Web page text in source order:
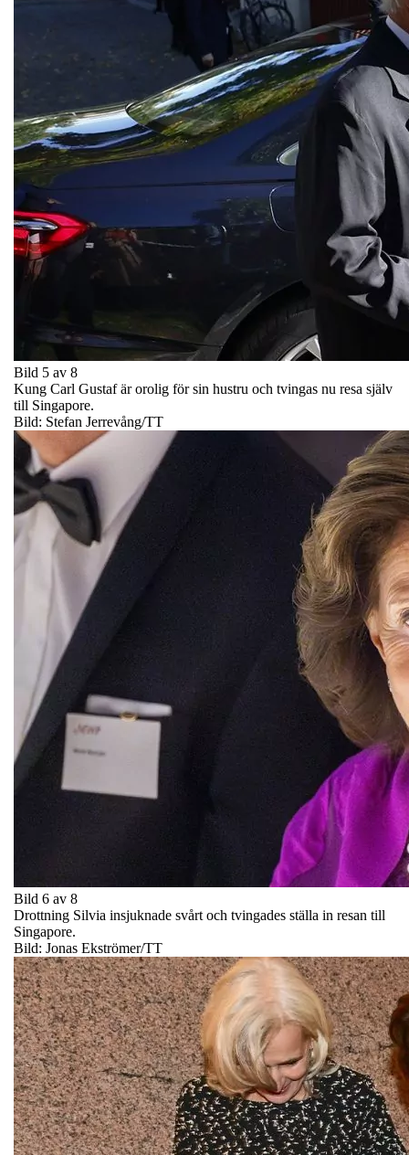
Bild 5 av 8
Kung Carl Gustaf är orolig för sin hustru och tvingas nu resa själv
till Singapore.
Bild: Stefan Jerrevång/TT
Bild 6 av 8
Drottning Silvia insjuknade svårt och tvingades ställa in resan till
Singapore.
Bild: Jonas Ekströmer/TT